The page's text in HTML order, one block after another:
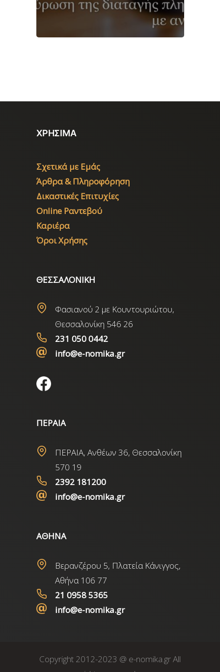
ΧΡΗΣΙΜΑ
Σχετικά με Εμάς
Άρθρα & Πληροφόρηση
Δικαστικές Επιτυχίες
Online Ραντεβού
Καριέρα
Όροι Χρήσης
ΘΕΣΣΑΛΟΝΙΚΗ
Φασιανού 2 με Κουντουριώτου,
Θεσσαλονίκη 546 26
231 050 0442
info@e-nomika.gr
ΠΕΡΑΙΑ
ΠΕΡΑΙΑ, Ανθέων 36, Θεσσαλονίκη
570 19
2392 181200
info@e-nomika.gr
ΑΘΗΝΑ
Βερανζέρου 5, Πλατεία Κάνιγγος,
Αθήνα 106 77
21 0958 5365
info@e-nomika.gr
Copyright 2012-2023 @ e-nomika.gr All